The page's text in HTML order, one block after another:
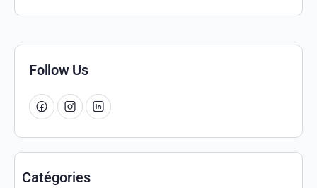
Follow Us
Catégories